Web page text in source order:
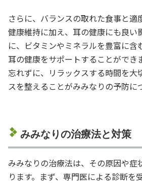
さらに、バランスの取れた食事と適
健康維持に加え、耳の健康にも良い
に、ビタミンやミネラルを豊富に含
耳の健康をサポートすることができ
忘れずに、リラックスする時間を大
スを整えることがみみなりの予防に
みみなりの治療法と対策
みみなりの治療法は、その原因や症
ります。まず、専門医による診断を